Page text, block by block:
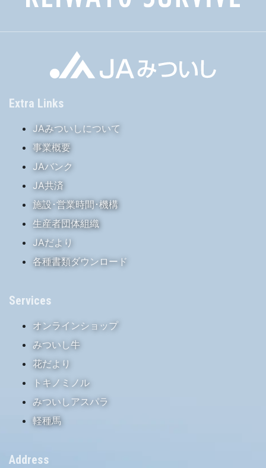
Extra Links
JAみついしについて
事業概要
JAバンク
JA共済
施設･営業時間･機構
生産者団体組織
JAだより
各種書類ダウンロード
Services
オンラインショップ
みついし牛
花だより
トキノミノル
みついしアスパラ
軽種馬
Address